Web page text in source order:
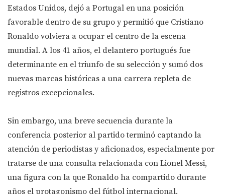
Estados Unidos, dejó a Portugal en una posición
favorable dentro de su grupo y permitió que Cristiano
Ronaldo volviera a ocupar el centro de la escena
mundial. A los 41 años, el delantero portugués fue
determinante en el triunfo de su selección y sumó dos
nuevas marcas históricas a una carrera repleta de
registros excepcionales.
Sin embargo, una breve secuencia durante la
conferencia posterior al partido terminó captando la
atención de periodistas y aficionados, especialmente por
tratarse de una consulta relacionada con Lionel Messi,
una figura con la que Ronaldo ha compartido durante
años el protagonismo del fútbol internacional.